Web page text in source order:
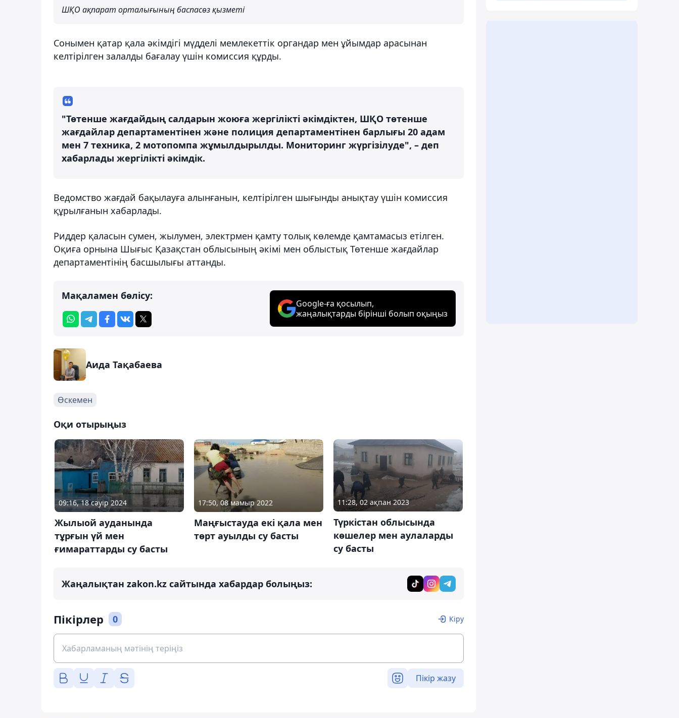
ШҚО ақпарат орталығының баспасөз қызметі
Сонымен қатар қала әкімдігі мүдделі мемлекеттік органдар мен ұйымдар арасынан
келтірілген залалды бағалау үшін комиссия құрды.
"Төтенше жағдайдың салдарын жоюға жергілікті әкімдіктен, ШҚО төтенше
жағдайлар департаментінен және полиция департаментінен барлығы 20 адам
мен 7 техника, 2 мотопомпа жұмылдырылды. Мониторинг жүргізілуде", – деп
хабарлады жергілікті әкімдік.
Ведомство жағдай бақылауға алынғанын, келтірілген шығынды анықтау үшін комиссия
құрылғанын хабарлады.
Риддер қаласын сумен, жылумен, электрмен қамту толық көлемде қамтамасыз етілген.
Оқиға орнына Шығыс Қазақстан облысының әкімі мен облыстық Төтенше жағдайлар
департаментінің басшылығы аттанды.
Мақаламен бөлісу:
Google-ға қосылып,
жаңалықтарды бірінші болып оқыңыз
Аида Тақабаева
Өскемен
Оқи отырыңыз
09:16, 18 сәуір 2024
Жылыой ауданында
тұрғын үй мен
ғимараттарды су басты
17:50, 08 мамыр 2022
Маңғыстауда екі қала мен
төрт ауылды су басты
11:28, 02 ақпан 2023
Түркістан облысында
көшелер мен аулаларды
су басты
Жаңалықтан zakon.kz сайтында хабардар болыңыз:
Пікірлер 0 Кіру
Пікір жазу